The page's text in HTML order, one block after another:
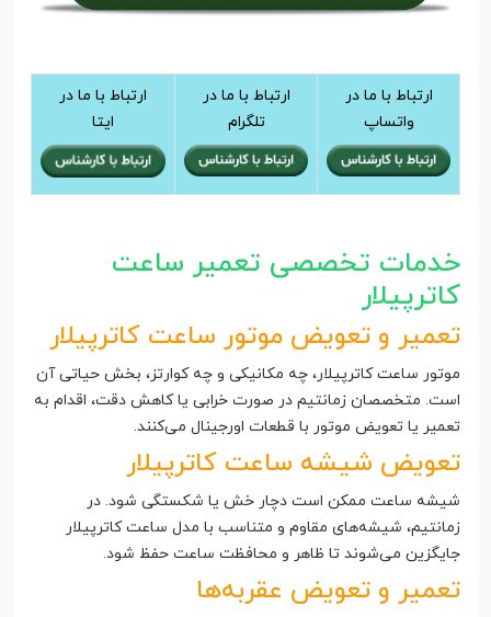
ارتباط با ما در
واتساپ
ارتباط با ما در
تلگرام
ارتباط با ما در
ایتا
خدمات تخصصی تعمیر ساعت
کاترپیلار
تعمیر و تعویض موتور ساعت کاترپیلار
موتور ساعت کاترپیلار، چه مکانیکی و چه کوارتز، بخش حیاتی آن
است. متخصصان زمانتیم در صورت خرابی یا کاهش دقت، اقدام به
تعمیر یا تعویض موتور با قطعات اورجینال می‌کنند.
تعویض شیشه ساعت کاترپیلار
شیشه ساعت ممکن است دچار خش یا شکستگی شود. در
زمانتیم، شیشه‌های مقاوم و متناسب با مدل ساعت کاترپیلار
جایگزین می‌شوند تا ظاهر و محافظت ساعت حفظ شود.
تعمیر و تعویض عقربه‌ها